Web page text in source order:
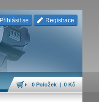
Přihlásit se Registrace
0 Položek | 0 Kč